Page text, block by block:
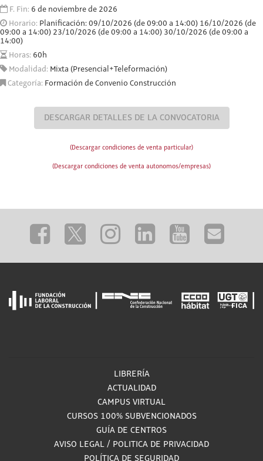
F. Fin: 6 de noviembre de 2026
Horario: Planificación: 09/10/2026 (de 09:00 a 14:00) 16/10/2026 (de
09:00 a 14:00) 23/10/2026 (de 09:00 a 14:00) 30/10/2026 (de 09:00 a
14:00)
Horas: 60h
Modalidad: Mixta (Presencial+Teleformación)
Categoría: Formación de Convenio Construcción
DESCARGAR DETALLES DE LA CONVOCATORIA
(Descargar condiciones de venta particular)
(Descargar condiciones de venta autonomos/empresas)
LIBRERÍA
ACTUALIDAD
CAMPUS VIRTUAL
CURSOS 100% SUBVENCIONADOS
GUÍA DE CENTROS
AVISO LEGAL / POLITICA DE PRIVACIDAD
POLÍTICA DE SEGURIDAD